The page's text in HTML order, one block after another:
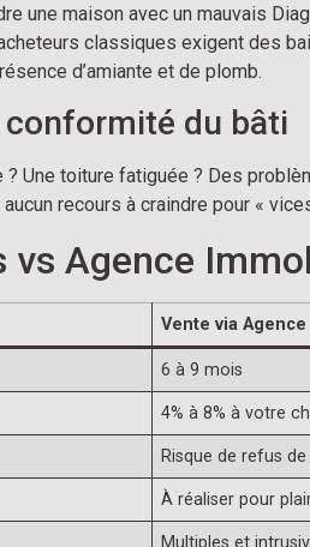
une maison avec un mauvais
classiques exigent des
d’amiante et de plomb.
conformité du bâti
Une toiture fatiguée ? Des
recours à craindre pour «
vs Agence
Vente via Agence
6 à 9 mois
4% à 8% à votre
Risque de refus
À réaliser pour
Multiples et